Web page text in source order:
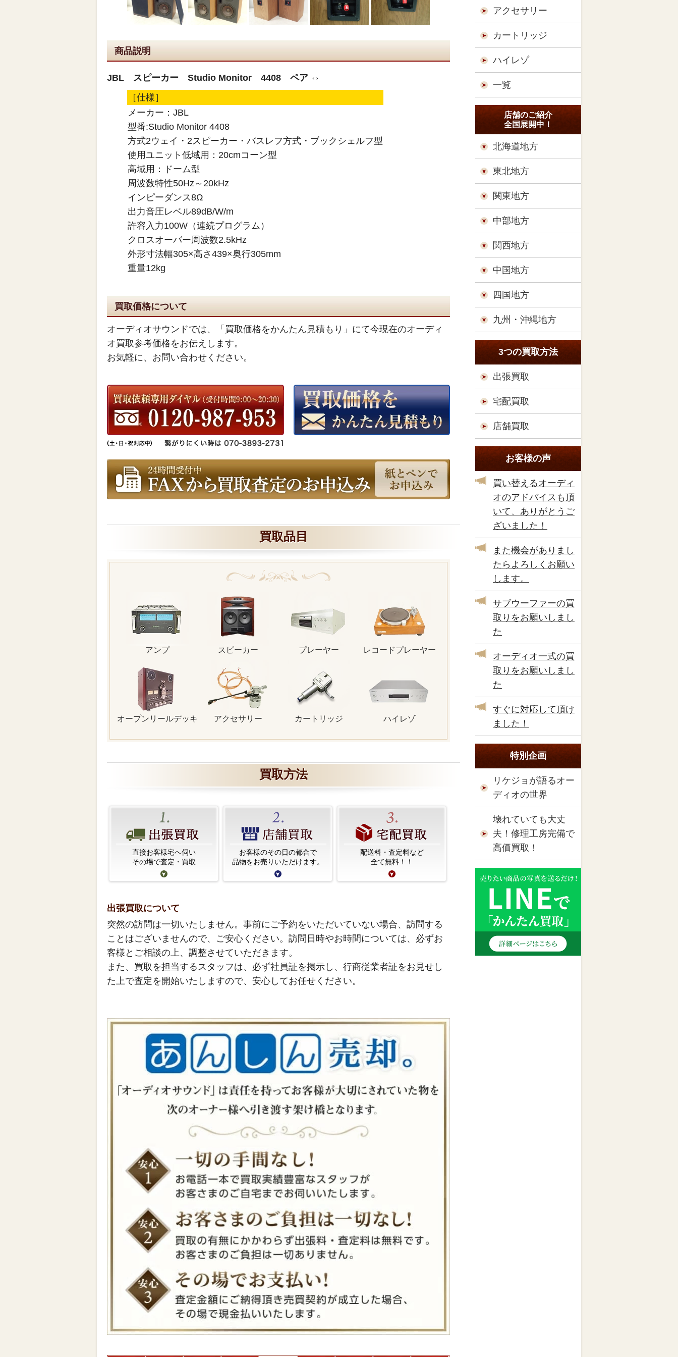
商品説明
JBL スピーカー Studio Monitor 4408 ペア ⇔
［仕様］
メーカー：JBL
型番:Studio Monitor 4408
方式2ウェイ・2スピーカー・バスレフ方式・ブックシェルフ型
使用ユニット低域用：20cmコーン型
高域用：ドーム型
周波数特性50Hz～20kHz
インピーダンス8Ω
出力音圧レベル89dB/W/m
許容入力100W（連続プログラム）
クロスオーバー周波数2.5kHz
外形寸法幅305×高さ439×奥行305mm
重量12kg
買取価格について
オーディオサウンドでは、「買取価格をかんたん見積もり」にて今現在のオーディ
オ買取参考価格をお伝えします。
お気軽に、お問い合わせください。
買取品目
アンプ スピーカー プレーヤー レコードプレーヤー
オープンリールデッキ アクセサリー カートリッジ ハイレゾ
買取方法
直接お客様宅へ伺い
その場で査定・買取
お客様のその日の都合で
品物をお売りいただけます。
配送料・査定料など
全て無料！！
出張買取について
突然の訪問は一切いたしません。事前にご予約をいただいていない場合、訪問する
ことはございませんので、ご安心ください。訪問日時やお時間については、必ずお
客様とご相談の上、調整させていただきます。
また、買取を担当するスタッフは、必ず社員証を掲示し、行商従業者証をお見せし
た上で査定を開始いたしますので、安心してお任せください。
アクセサリー
カートリッジ
ハイレゾ
一覧
店舗のご紹介
全国展開中！
北海道地方
東北地方
関東地方
中部地方
関西地方
中国地方
四国地方
九州・沖縄地方
3つの買取方法
出張買取
宅配買取
店舗買取
お客様の声
買い替えるオーディ
オのアドバイスも頂
いて、ありがとうご
ざいました！
また機会がありまし
たらよろしくお願い
します。
サブウーファーの買
取りをお願いしまし
た
オーディオ一式の買
取りをお願いしまし
た
すぐに対応して頂け
ました！
特別企画
リケジョが語るオー
ディオの世界
壊れていても大丈
夫！修理工房完備で
高価買取！